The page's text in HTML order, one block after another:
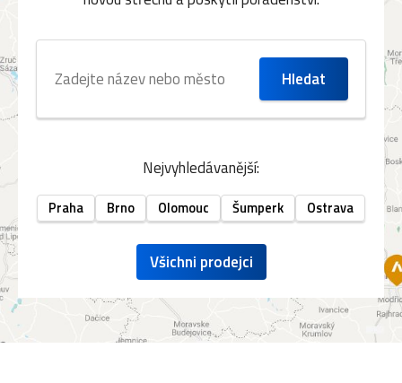
Nejvyhledávanější:
Praha Brno Olomouc Šumperk Ostrava
Všichni prodejci